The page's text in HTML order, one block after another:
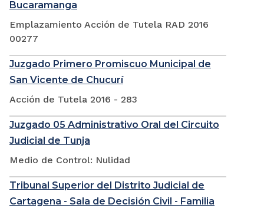
Bucaramanga
Emplazamiento Acción de Tutela RAD 2016
00277
Juzgado Primero Promiscuo Municipal de
San Vicente de Chucurí
Acción de Tutela 2016 - 283
Juzgado 05 Administrativo Oral del Circuito
Judicial de Tunja
Medio de Control: Nulidad
Tribunal Superior del Distrito Judicial de
Cartagena - Sala de Decisión Civil - Familia